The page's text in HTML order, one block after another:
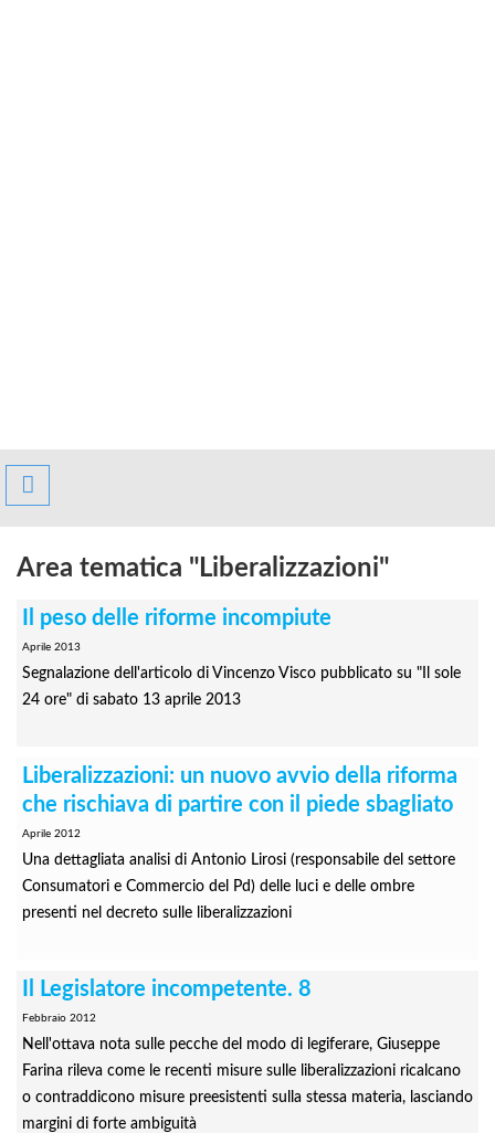
Area tematica "Liberalizzazioni"
Il peso delle riforme incompiute
Aprile 2013
Segnalazione dell'articolo di Vincenzo Visco pubblicato su "Il sole
24 ore" di sabato 13 aprile 2013
Liberalizzazioni: un nuovo avvio della riforma
che rischiava di partire con il piede sbagliato
Aprile 2012
Una dettagliata analisi di Antonio Lirosi (responsabile del settore
Consumatori e Commercio del Pd) delle luci e delle ombre
presenti nel decreto sulle liberalizzazioni
Il Legislatore incompetente. 8
Febbraio 2012
Nell'ottava nota sulle pecche del modo di legiferare, Giuseppe
Farina rileva come le recenti misure sulle liberalizzazioni ricalcano
o contraddicono misure preesistenti sulla stessa materia, lasciando
margini di forte ambiguità